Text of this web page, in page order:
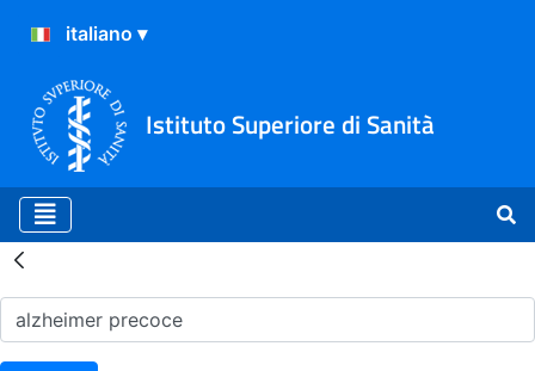
Istituto Superiore di Sanità
Risultati della Ricerca -